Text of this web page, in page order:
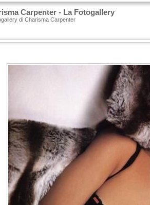
Carpenter - La Fotogallery
di Charisma Carpenter